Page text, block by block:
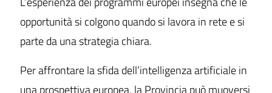
opportunità si colgono quando si lavora in rete e si
parte da una strategia chiara.
Per affrontare la sfida dell’intelligenza artificiale in
una prospettiva europea, la Provincia può muoversi